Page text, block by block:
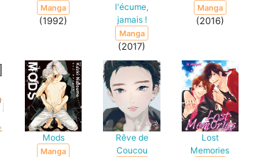
Manga
(1992)
l'écume,
jamais !
Manga
(2017)
Manga
(2016)
Mods
Manga
Rêve de
Coucou
Lost
Memories